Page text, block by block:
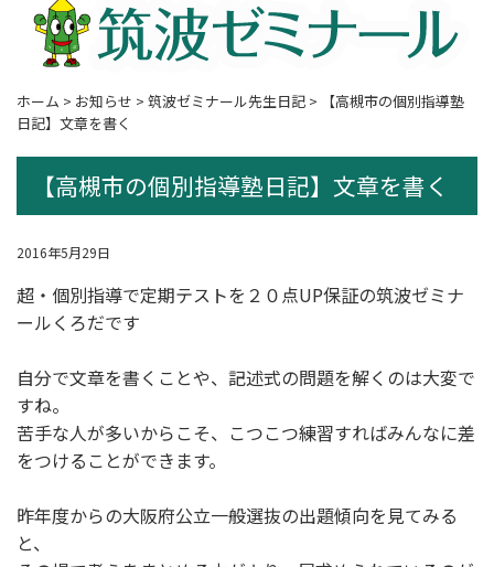
ホーム > お知らせ > 筑波ゼミナール先生日記 >
【高槻市の個別指導塾
日記】文章を書く
【高槻市の個別指導塾日記】文章を書く
2016年5月29日
超・個別指導で定期テストを２０点UP保証の筑波ゼミナ
ールくろだです
自分で文章を書くことや、記述式の問題を解くのは大変で
すね。
苦手な人が多いからこそ、こつこつ練習すればみんなに差
をつけることができます。
昨年度からの大阪府公立一般選抜の出題傾向を見てみる
と、